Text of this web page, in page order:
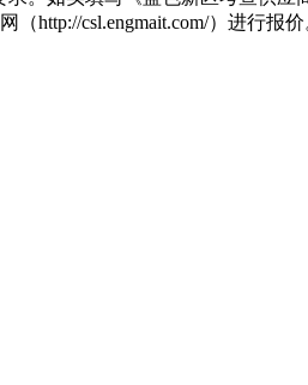
http://csl.engmait.com/）进行报